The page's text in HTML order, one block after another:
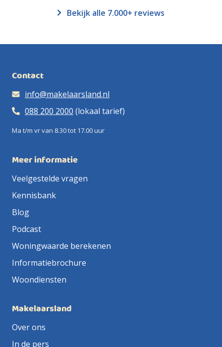
Bekijk alle 7.000+ reviews
Contact
info@makelaarsland.nl
088 200 2000 (lokaal tarief)
Ma t/m vr van 8.30 tot 17.00 uur
Meer informatie
Veelgestelde vragen
Kennisbank
Blog
Podcast
Woningwaarde berekenen
Informatiebrochure
Woondiensten
Makelaarsland
Over ons
In de pers